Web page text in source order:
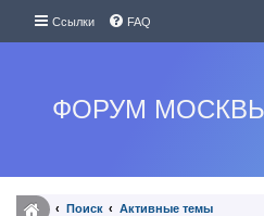
Ссылки FAQ
ФОРУМ
Поиск Активные темы